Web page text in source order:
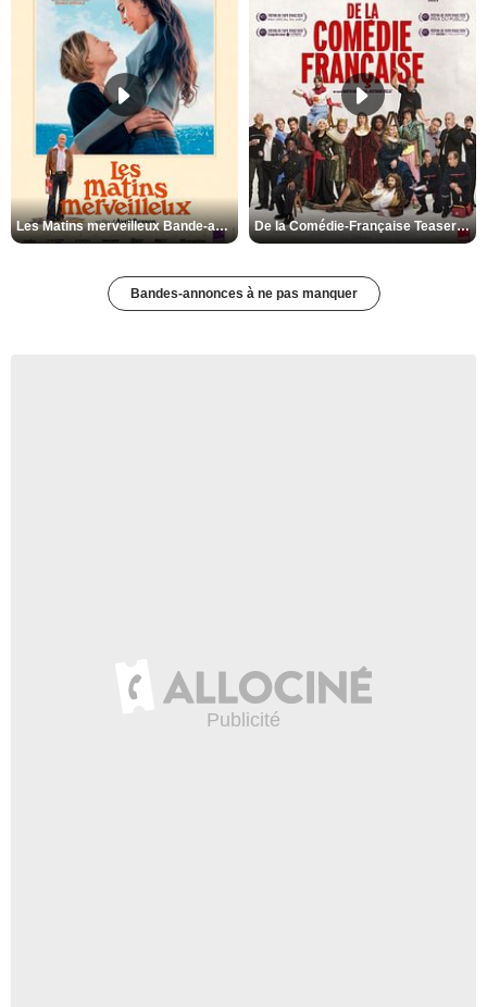
Les Matins merveilleux Bande-annonce VF De la Comédie-Française Teaser VF
Bandes-annonces à ne pas manquer